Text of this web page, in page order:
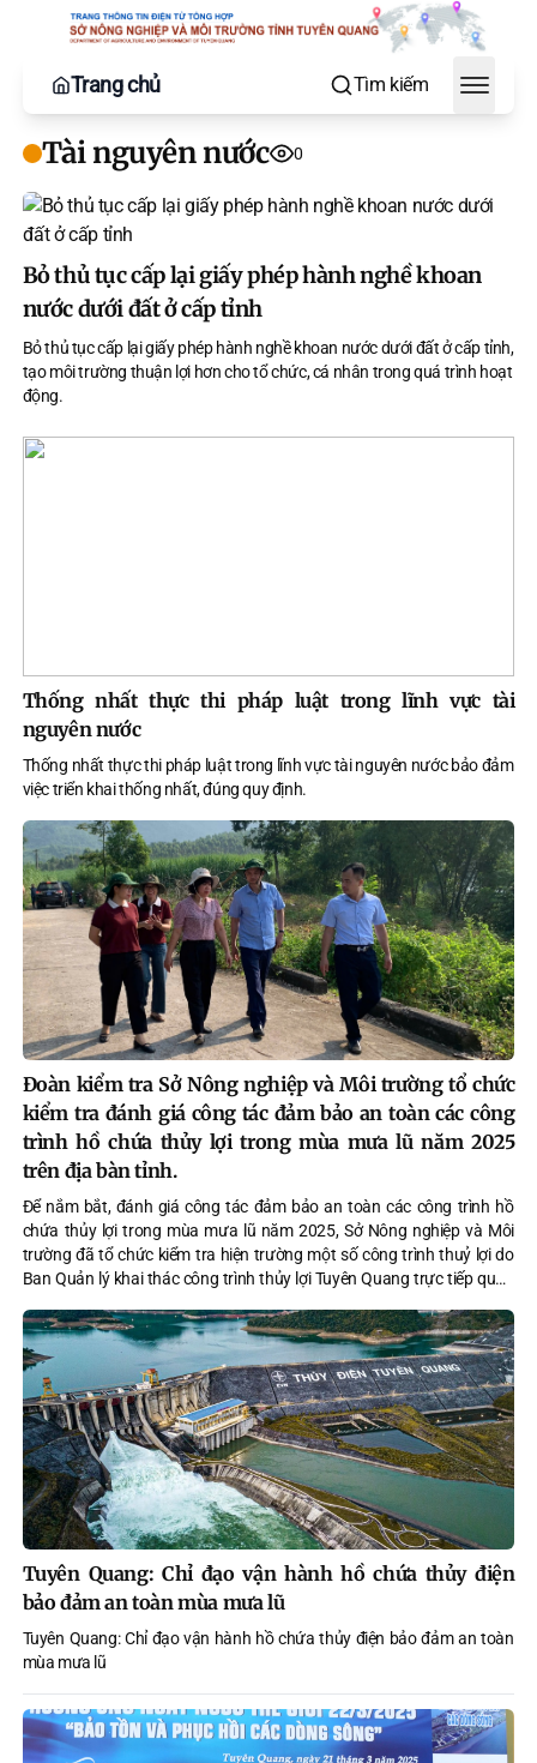
Trang chủ Tìm kiếm
Toggle
Tài nguyên nước 0
Bỏ thủ tục cấp lại giấy phép hành nghề khoan
nước dưới đất ở cấp tỉnh
Bỏ thủ tục cấp lại giấy phép hành nghề khoan nước dưới đất ở cấp tỉnh,
tạo môi trường thuận lợi hơn cho tổ chức, cá nhân trong quá trình hoạt
động.
Thống nhất thực thi pháp luật trong lĩnh vực tài
nguyên nước
Thống nhất thực thi pháp luật trong lĩnh vực tài nguyên nước bảo đảm
việc triển khai thống nhất, đúng quy định.
Đoàn kiểm tra Sở Nông nghiệp và Môi trường tổ chức
kiểm tra đánh giá công tác đảm bảo an toàn các công
trình hồ chứa thủy lợi trong mùa mưa lũ năm 2025
trên địa bàn tỉnh.
Để nắm bắt, đánh giá công tác đảm bảo an toàn các công trình hồ
chứa thủy lợi trong mùa mưa lũ năm 2025, Sở Nông nghiệp và Môi
trường đã tổ chức kiểm tra hiện trường một số công trình thuỷ lợi do
Ban Quản lý khai thác công trình thủy lợi Tuyên Quang trực tiếp quản
Tuyên Quang: Chỉ đạo vận hành hồ chứa thủy điện
bảo đảm an toàn mùa mưa lũ
Tuyên Quang: Chỉ đạo vận hành hồ chứa thủy điện bảo đảm an toàn
mùa mưa lũ